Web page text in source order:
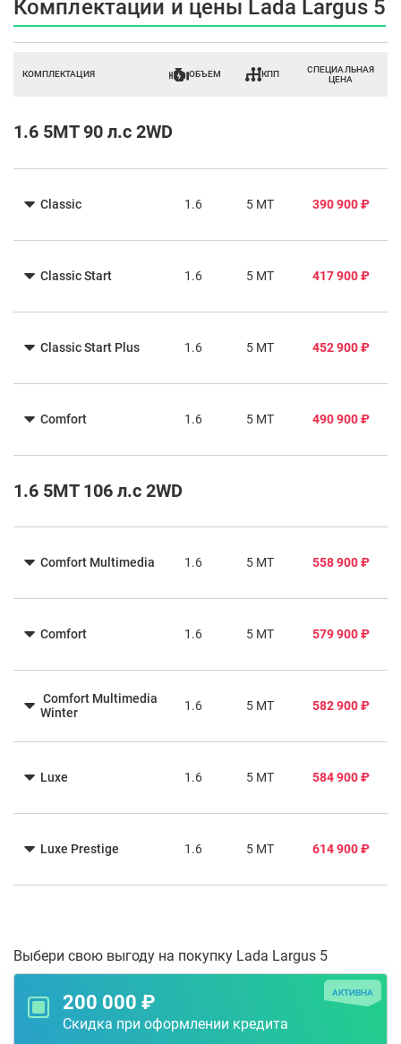
Комплектации и цены Lada Largus 5
КОМПЛЕКТАЦИЯ ОБЪЕМ КПП
СПЕЦИАЛЬНАЯ
ЦЕНА
1.6 5MT 90 л.с 2WD
Classic 1.6 5 MT 390 900 ₽
Classic Start 1.6 5 MT 417 900 ₽
Classic Start Plus 1.6 5 MT 452 900 ₽
Comfort 1.6 5 MT 490 900 ₽
1.6 5MT 106 л.с 2WD
Comfort Multimedia 1.6 5 MT 558 900 ₽
Comfort 1.6 5 MT 579 900 ₽
Comfort Multimedia
Winter
1.6 5 MT 582 900 ₽
Luxe 1.6 5 MT 584 900 ₽
Luxe Prestige 1.6 5 MT 614 900 ₽
Выбери свою выгоду на покупку Lada Largus 5
200 000 ₽
Скидка при оформлении кредита
АКТИВНА